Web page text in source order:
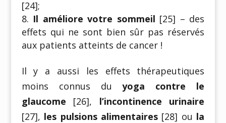
[24];
Il améliore votre sommeil [25] – des
effets qui ne sont bien sûr pas réservés
aux patients atteints de cancer !
Il y a aussi les effets thérapeutiques
moins connus du yoga contre le
glaucome [26], l’incontinence urinaire
[27], les pulsions alimentaires [28] ou la